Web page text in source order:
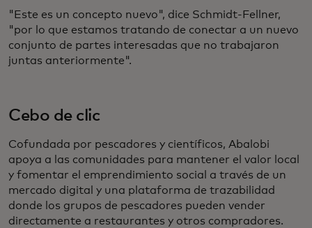
"Este es un concepto nuevo", dice Schmidt-Fellner,
"por lo que estamos tratando de conectar a un nuevo
conjunto de partes interesadas que no trabajaron
juntas anteriormente".
Cebo de clic
Cofundada por pescadores y científicos, Abalobi
apoya a las comunidades para mantener el valor local
y fomentar el emprendimiento social a través de un
mercado digital y una plataforma de trazabilidad
donde los grupos de pescadores pueden vender
directamente a restaurantes y otros compradores.